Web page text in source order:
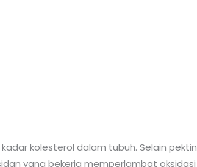
kolesterol dalam tubuh. Selain pektin
yang bekerja memperlambat oksidasi